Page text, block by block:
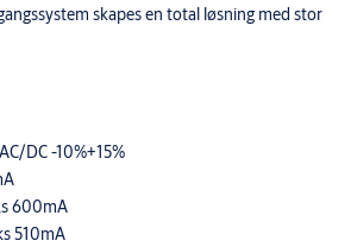
skapes en total løsning med stor
DC -10%+15%
600mA
510mA